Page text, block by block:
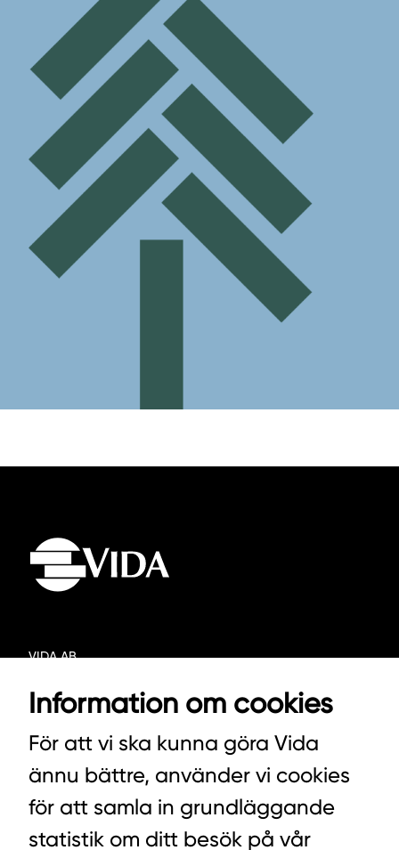
VIDA AB
342 21 ALVESTA
VÄXEL HUVUDKONTORET: 0472-439 00
VÄXEL PELLETS/STALLSTRÖ: 0393-216 50
Information om cookies
För att vi ska kunna göra Vida
ännu bättre, använder vi cookies
för att samla in grundläggande
statistik om ditt besök på vår